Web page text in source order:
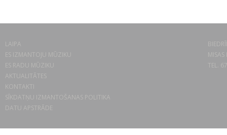
LAIPA
ES IZMANTOJU MŪZIKU
ES RADU MŪZIKU
AKTUALITĀTES
KONTAKTI
SĪKDATŅU IZMANTOŠANAS POLITIKA
DATU APSTRĀDE
TEL.